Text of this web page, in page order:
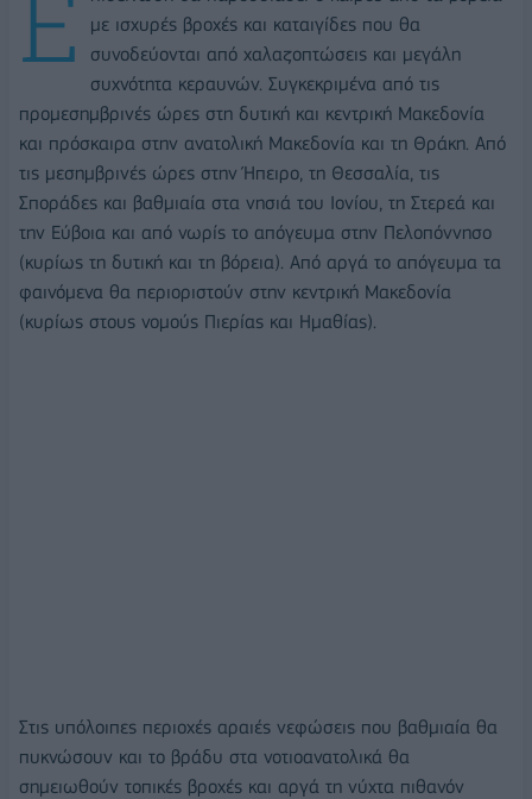
με ισχυρές βροχές και καταιγίδες που θα
συνοδεύονται από χαλαζοπτώσεις και μεγάλη
συχνότητα κεραυνών. Συγκεκριμένα από τις
προμεσημβρινές ώρες στη δυτική και κεντρική Μακεδονία
και πρόσκαιρα στην ανατολική Μακεδονία και τη Θράκη. Από
τις μεσημβρινές ώρες στην Ήπειρο, τη Θεσσαλία, τις
Σποράδες και βαθμιαία στα νησιά του Ιονίου, τη Στερεά και
την Εύβοια και από νωρίς το απόγευμα στην Πελοπόννησο
(κυρίως τη δυτική και τη βόρεια). Από αργά το απόγευμα τα
φαινόμενα θα περιοριστούν στην κεντρική Μακεδονία
(κυρίως στους νομούς Πιερίας και Ημαθίας).
Στις υπόλοιπες περιοχές αραιές νεφώσεις που βαθμιαία θα
πυκνώσουν και το βράδυ στα νοτιοανατολικά θα
σημειωθούν τοπικές βροχές και αργά τη νύχτα πιθανόν